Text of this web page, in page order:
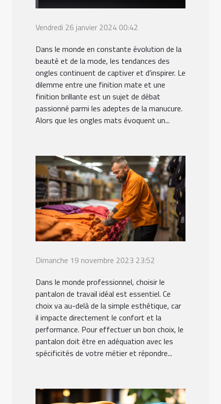
Vendredi 26 janvier 2024 00:42
Dans le monde en constante évolution de la
beauté et de la mode, les tendances des
ongles continuent de captiver et d'inspirer. Le
dilemme entre une finition mate et une
finition brillante est un sujet de débat
passionné parmi les adeptes de la manucure.
Alors que les ongles mats évoquent un...
Dimanche 19 novembre 2023 23:52
Dans le monde professionnel, choisir le
pantalon de travail idéal est essentiel. Ce
choix va au-delà de la simple esthétique, car
il impacte directement le confort et la
performance. Pour effectuer un bon choix, le
pantalon doit être en adéquation avec les
spécificités de votre métier et répondre...